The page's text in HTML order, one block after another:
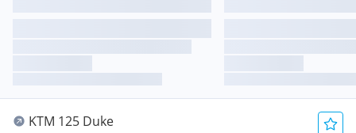
KTM 125 Duke